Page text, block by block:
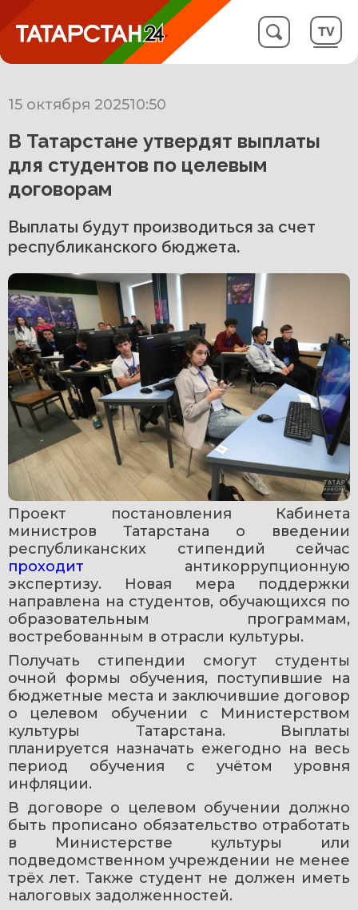
15 октября 202510:50
В Татарстане утвердят выплаты
для студентов по целевым
договорам
Выплаты будут производиться за счет
республиканского бюджета.
Проект постановления Кабинета
министров Татарстана о введении
проходит антикоррупционную
экспертизу. Новая мера поддержки
направлена на студентов, обучающихся по
образовательным программам,
востребованным в отрасли культуры.
Получать стипендии смогут студенты
очной формы обучения, поступившие на
бюджетные места и заключившие договор
о целевом обучении с Министерством
культуры Татарстана. Выплаты
планируется назначать ежегодно на весь
период обучения с учётом уровня
инфляции.
В договоре о целевом обучении должно
быть прописано обязательство отработать
в Министерстве культуры или
подведомственном учреждении не менее
трёх лет. Также студент не должен иметь
налоговых задолженностей.